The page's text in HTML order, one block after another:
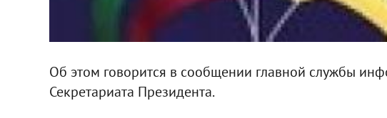
Об этом говорится в сообщении главной службы
Секретариата Президента.